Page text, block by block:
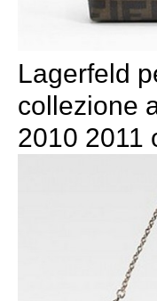
Lagerfeld
collezione
2010 2011